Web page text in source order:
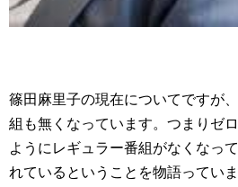
篠田麻里子の現在についてですが
組も無くなっています。つまりゼ
ようにレギュラー番組がなくなっ
れているということを物語ってい